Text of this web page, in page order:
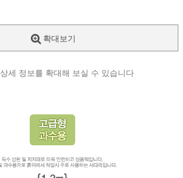
확대보기
상세 정보를 확대해 보실 수 있습니다